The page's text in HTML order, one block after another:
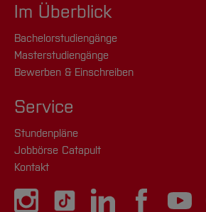
Im Überblick
Bachelorstudiengänge
Masterstudiengänge
Bewerben & Einschreiben
Service
Stundenpläne
Jobbörse Catapult
Kontakt